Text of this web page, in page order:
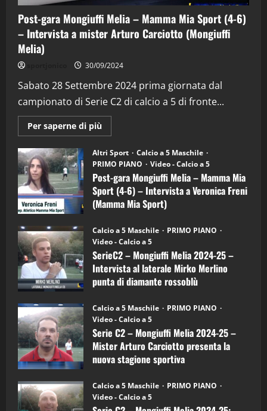
Post-gara Mongiuffi Melia – Mamma Mia Sport (4-6)
– Intervista a mister Arturo Carciotto (Mongiuffi
Melia)
30/09/2024
Sabato 28 Settembre 2024 prima giornata dal
campionato di Serie C2 di calcio a 5 di fronte...
Per saperne di più
informazioni
Post-
gara
Mongiuffi
Melia
–
Mamma
Mia
Sport
6)
–
Intervista
a
mister
Arturo
Carciotto
(Mongiuffi
Altri Sport
Calcio a 5 Maschile
PRIMO PIANO
Video - Calcio a 5
Post-gara Mongiuffi Melia – Mamma Mia
Sport (4-6) – Intervista a Veronica Freni
(Mamma Mia Sport)
Calcio a 5 Maschile
PRIMO PIANO
Video - Calcio a 5
SerieC2 – Mongiuffi Melia 2024-25 –
Intervista al laterale Mirko Merlino
punta di diamante rossoblù
Calcio a 5 Maschile
PRIMO PIANO
Video - Calcio a 5
Serie C2 – Mongiuffi Melia 2024-25 –
Mister Arturo Carciotto presenta la
nuova stagione sportiva
Calcio a 5 Maschile
PRIMO PIANO
Video - Calcio a 5
2
“SportEmpire” in Podcast: 29^ Puntata
(Martedi 28 Aprile 2026)
28/04/2026
3
"SportEmpire" in Podcast
“SportEmpire” in Podcast: 28^ Puntata
(Martedi 21 Aprile 2026)
21/04/2026
4
“SportEmpire” in Podcast: 27^ Puntata
(Martedi 14 Aprile 2026)
15/04/2026
5
“SportEmpire” in Podcast: 26^ Puntata
(Martedi 07 Aprile 2026)
08/04/2026
“SportEmpire” in Podcast: 30^ Puntata
(Martedi 05 Maggio 2026)